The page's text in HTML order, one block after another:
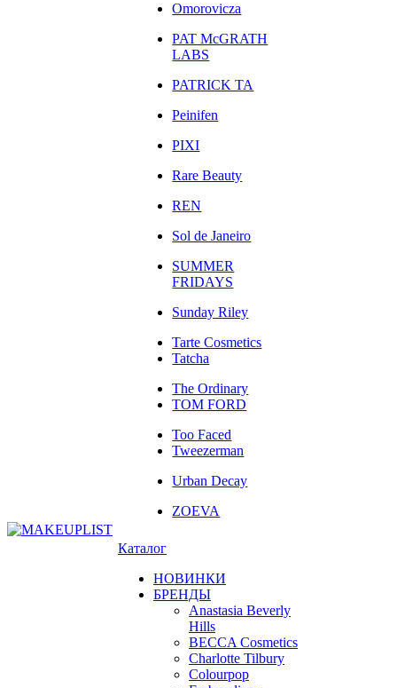
Omorovicza
PAT McGRATH
LABS
PATRICK TA
Peinifen
PIXI
Rare Beauty
REN
Sol de Janeiro
SUMMER
FRIDAYS
Sunday Riley
Tarte Cosmetics
Tatcha
The Ordinary
TOM FORD
Too Faced
Tweezerman
Urban Decay
ZOEVA
Каталог
НОВИНКИ
БРЕНДЫ
Anastasia Beverly
Hills
BECCA Cosmetics
Charlotte Tilbury
Colourpop